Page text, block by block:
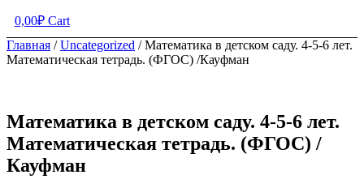
0,00₽ Cart
Главная /Uncategorized / Математика в детском саду. 4-5-6 лет.
Математическая тетрадь. (ФГОС) /Кауфман
Математика в детском саду. 4-5-6 лет.
Математическая тетрадь. (ФГОС) /
Кауфман